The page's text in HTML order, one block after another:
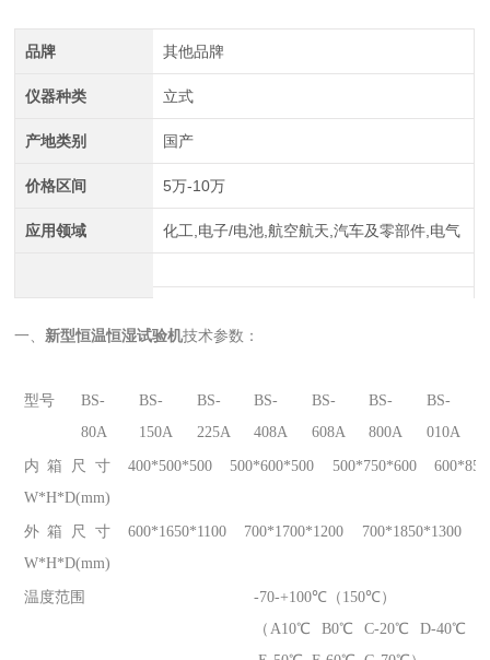
品牌 其他品牌
仪器种类 立式
产地类别 国产
价格区间 5万-10万
应用领域 化工,电子/电池,航空航天,汽车及零部件,电气
一、新型恒温恒湿试验机技术参数：
型号
BS-
80A
BS-
150A
BS-
225A
BS-
408A
BS-
608A
BS-
800A
BS-
010A
内箱尺寸
W*H*D(mm)
400*500*500 500*600*500 500*750*600
外箱尺寸
W*H*D(mm)
600*1650*1100 700*1700*1200 700*1850*1300
温度范围
-70-+100℃（150℃）
（A10℃ B0℃ C-20℃ D-40℃